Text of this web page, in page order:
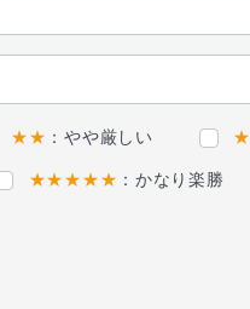
★★ ：やや厳しい
★★★★★ ：かなり楽勝